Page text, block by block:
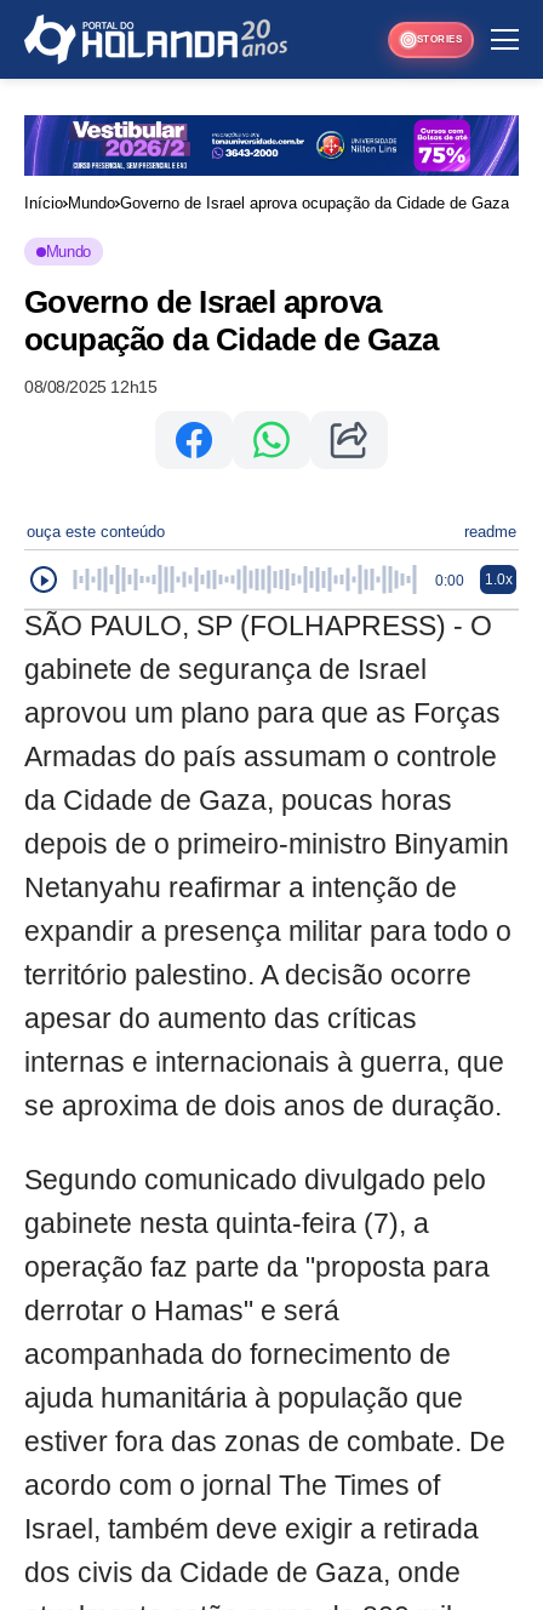
STORIES
Início Mundo Governo de Israel aprova ocupação da Cidade de Gaza
Mundo
Governo de Israel aprova
ocupação da Cidade de Gaza
08/08/2025 12h15
ouça este conteúdo readme
0:00 1.0x
SÃO PAULO, SP (FOLHAPRESS) - O
gabinete de segurança de Israel
aprovou um plano para que as Forças
Armadas do país assumam o controle
da Cidade de Gaza, poucas horas
depois de o primeiro-ministro Binyamin
Netanyahu reafirmar a intenção de
expandir a presença militar para todo o
território palestino. A decisão ocorre
apesar do aumento das críticas
internas e internacionais à guerra, que
se aproxima de dois anos de duração.
Segundo comunicado divulgado pelo
gabinete nesta quinta-feira (7), a
operação faz parte da "proposta para
derrotar o Hamas" e será
acompanhada do fornecimento de
ajuda humanitária à população que
estiver fora das zonas de combate. De
acordo com o jornal The Times of
Israel, também deve exigir a retirada
dos civis da Cidade de Gaza, onde